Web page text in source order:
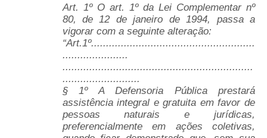
Art. 1º O art. 1º da Lei Complementar nº
80, de 12 de janeiro de 1994, passa a
vigorar com a seguinte alteração:
“Art.1º.......................................................
......................
................................................................
..........................
§ 1º A Defensoria Pública prestará
assistência integral e gratuita em favor de
pessoas naturais e jurídicas,
preferencialmente em ações coletivas,